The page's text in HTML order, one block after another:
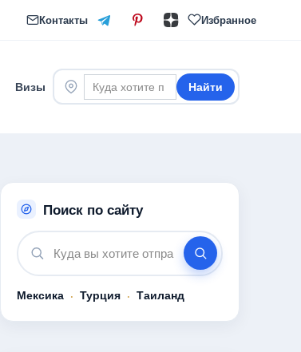
Контакты Избранное
Визы Найти
Поиск по сайту
Мексика · Турция · Таиланд